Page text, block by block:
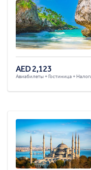
AED 2,123
Авиабилеты + Гостиница +